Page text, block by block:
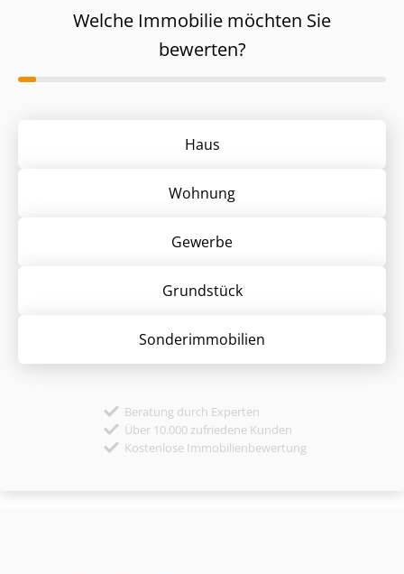
Welche Immobilie möchten Sie
bewerten?
Haus
Wohnung
Gewerbe
Grund­stück
Sonder­immobilien
Beratung durch Experten
Über 10.000 zufriedene Kunden
Kostenlose Immobilienbewertung